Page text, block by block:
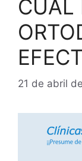
CÚAL
21 de abril